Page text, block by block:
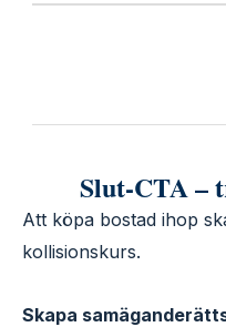
Slut-CTA –
Att köpa bostad ihop
kollisionskurs.
Skapa